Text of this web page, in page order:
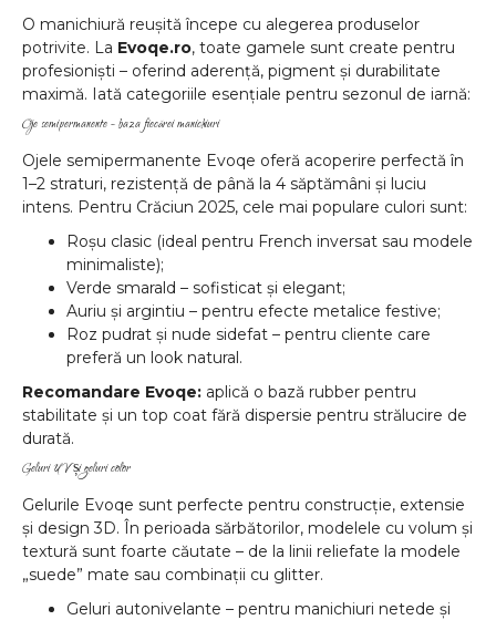
O manichiură reușită începe cu alegerea produselor
potrivite. La Evoqe.ro, toate gamele sunt create pentru
profesioniști – oferind aderență, pigment și durabilitate
maximă. Iată categoriile esențiale pentru sezonul de iarnă:
Oje semipermanente – baza fiecărei manichiuri
Ojele semipermanente Evoqe oferă acoperire perfectă în
1–2 straturi, rezistență de până la 4 săptămâni și luciu
intens. Pentru Crăciun 2025, cele mai populare culori sunt:
Roșu clasic (ideal pentru French inversat sau modele
minimaliste);
Verde smarald – sofisticat și elegant;
Auriu și argintiu – pentru efecte metalice festive;
Roz pudrat și nude sidefat – pentru cliente care
preferă un look natural.
Recomandare Evoqe: aplică o bază rubber pentru
stabilitate și un top coat fără dispersie pentru strălucire de
durată.
Geluri UV și geluri color
Gelurile Evoqe sunt perfecte pentru construcție, extensie
și design 3D. În perioada sărbătorilor, modelele cu volum și
textură sunt foarte căutate – de la linii reliefate la modele
„suede” mate sau combinații cu glitter.
Geluri autonivelante – pentru manichiuri netede și